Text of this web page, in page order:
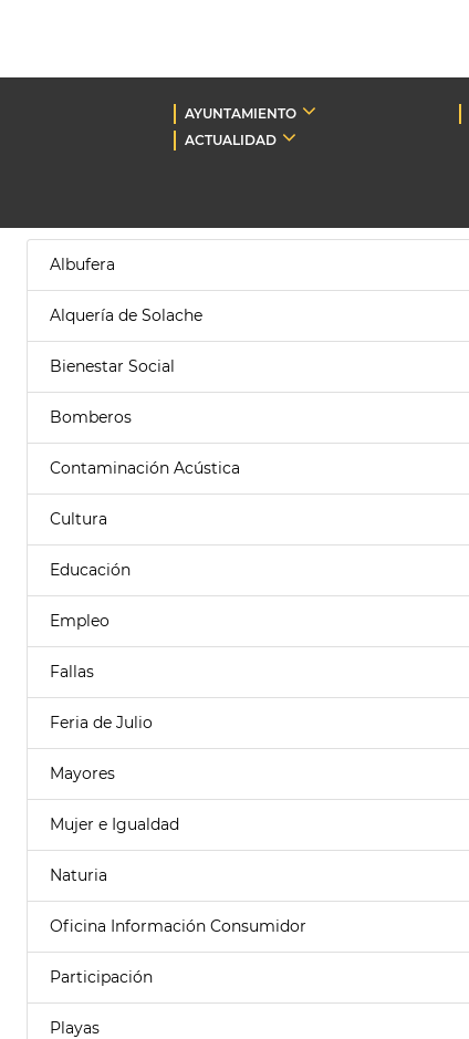
AYUNTAMIENTO
ACTUALIDAD
Albufera
Alquería de Solache
Bienestar Social
Bomberos
Contaminación Acústica
Cultura
Educación
Empleo
Fallas
Feria de Julio
Mayores
Mujer e Igualdad
Naturia
Oficina Información Consumidor
Participación
Playas